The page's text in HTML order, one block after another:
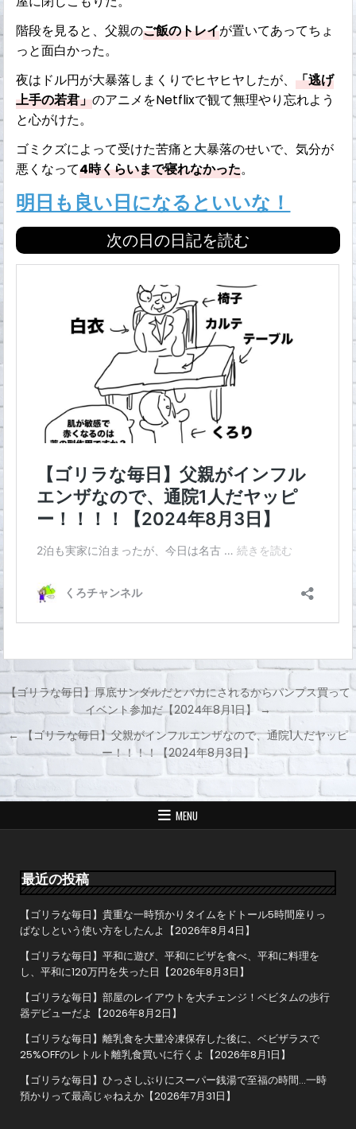
階段を見ると、父親のご飯のトレイが置いてあってちょ
っと面白かった。
夜はドル円が大暴落しまくりでヒヤヒヤしたが、「逃げ
上手の若君」のアニメをNetflixで観て無理やり忘れよう
と心がけた。
ゴミクズによって受けた苦痛と大暴落のせいで、気分が
悪くなって4時くらいまで寝れなかった。
明日も良い日になるといいな！
次の日の日記を読む
投
稿
ナ
ビ
ー
ョ
ン
【ゴリラな毎日】厚底サンダルだとバカにされるからパンプス買って
イベント参加だ【2024年8月1日】 →
← 【ゴリラな毎日】父親がインフルエンザなので、通院1人だヤッピ
ー！！！！【2024年8月3日】
MENU
最近の投稿
【ゴリラな毎日】貴重な一時預かりタイムをドトール5時間座りっ
ぱなしという使い方をしたんよ【2026年8月4日】
【ゴリラな毎日】平和に遊び、平和にピザを食べ、平和に料理を
し、平和に120万円を失った日【2026年8月3日】
【ゴリラな毎日】部屋のレイアウトを大チェンジ！ベビタムの歩行
器デビューだよ【2026年8月2日】
【ゴリラな毎日】離乳食を大量冷凍保存した後に、ベビザラスで
25%OFFのレトルト離乳食買いに行くよ【2026年8月1日】
【ゴリラな毎日】ひっさしぶりにスーパー銭湯で至福の時間…一時
預かりって最高じゃねえか【2026年7月31日】